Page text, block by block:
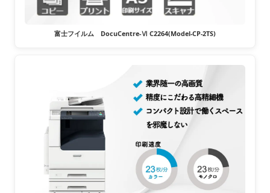
富士フイルム DocuCentre-Ⅵ C2264(Model-CP-2TS)